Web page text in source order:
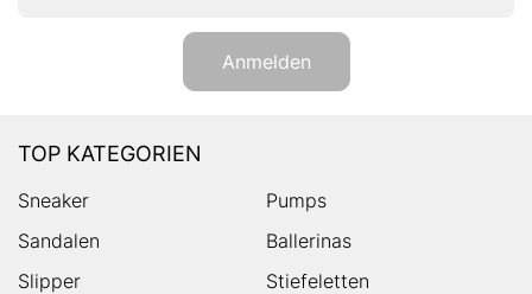
Anmelden
TOP KATEGORIEN
Sneaker
Pumps
Sandalen
Ballerinas
Slipper
Stiefeletten